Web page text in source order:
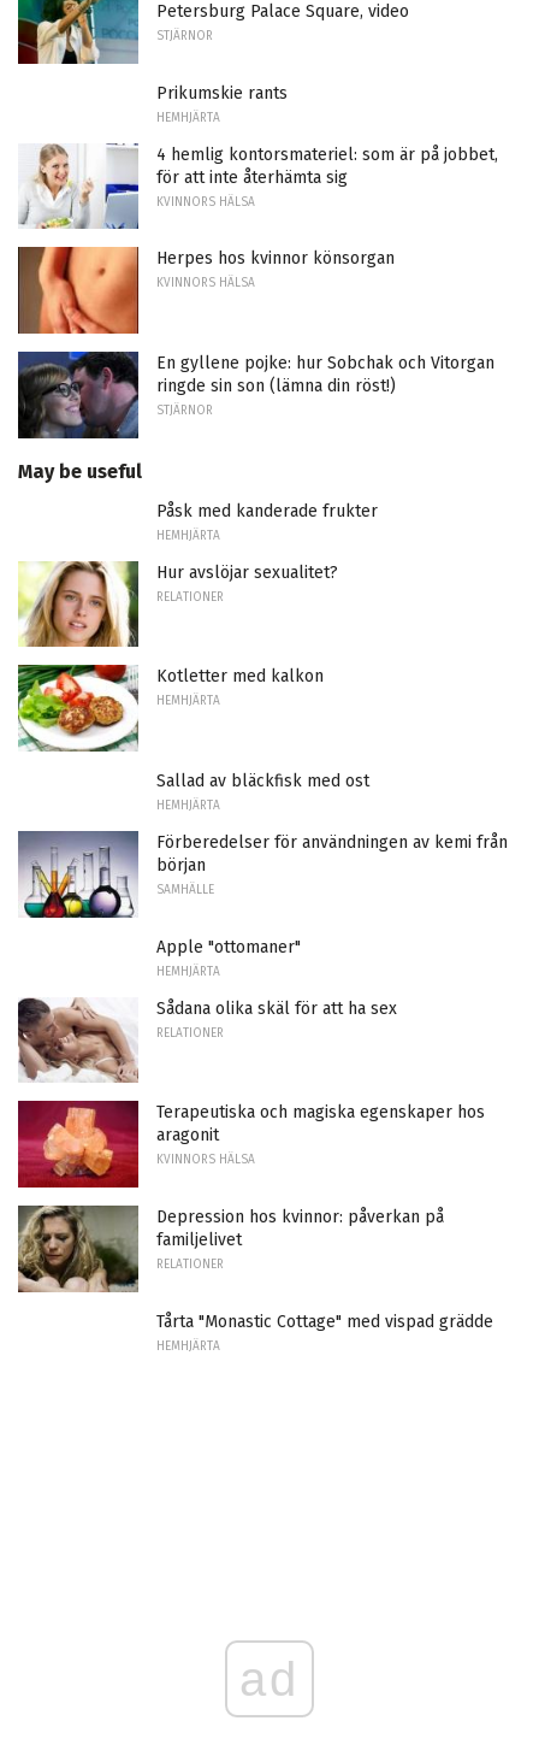
Petersburg Palace Square, video
STJÄRNOR
Prikumskie rants
HEMHJÄRTA
4 hemlig kontorsmateriel: som är på jobbet,
för att inte återhämta sig
KVINNORS HÄLSA
Herpes hos kvinnor könsorgan
KVINNORS HÄLSA
En gyllene pojke: hur Sobchak och Vitorgan
ringde sin son (lämna din röst!)
STJÄRNOR
May be useful
Påsk med kanderade frukter
HEMHJÄRTA
Hur avslöjar sexualitet?
RELATIONER
Kotletter med kalkon
HEMHJÄRTA
Sallad av bläckfisk med ost
HEMHJÄRTA
Förberedelser för användningen av kemi från
början
SAMHÄLLE
Apple "ottomaner"
HEMHJÄRTA
Sådana olika skäl för att ha sex
RELATIONER
Terapeutiska och magiska egenskaper hos
aragonit
KVINNORS HÄLSA
Depression hos kvinnor: påverkan på
familjelivet
RELATIONER
Tårta "Monastic Cottage" med vispad grädde
HEMHJÄRTA
ad